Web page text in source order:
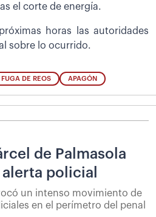
el corte de energía.
horas las autoridades
sobre lo ocurrido.
FUGA DE REOS APAGÓN
de Palmasola
policial
un intenso movimiento de
en el perímetro del penal